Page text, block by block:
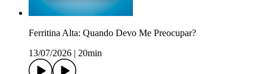
Ferritina Alta: Quando Devo Me Preocupar?
13/07/2026 | 20min